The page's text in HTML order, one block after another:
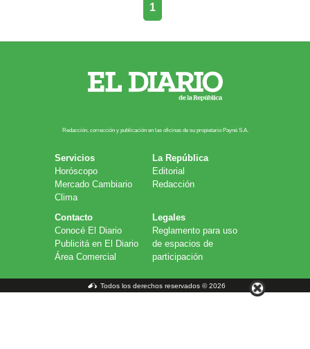
1
Redacción, corrección y publicación en las oficinas de su propietario Payn​é S.A.
Servicios
Horóscopo
Mercado Cambiario
Clima
La República
Editorial
Redacción
Contacto
Conocé El Diario
Publicitá en El Diario
Área Comercial
Legales
Reglamento para uso
de espacios de
participación
Todos los derechos reservados © 2026